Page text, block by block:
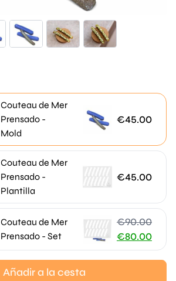
Couteau de Mer
Prensado -
Mold
€45.00
Couteau de Mer
Prensado -
Plantilla
€45.00
Couteau de Mer
Prensado - Set
€90.00
El
precio
€80.00
El
Añadir a la cesta